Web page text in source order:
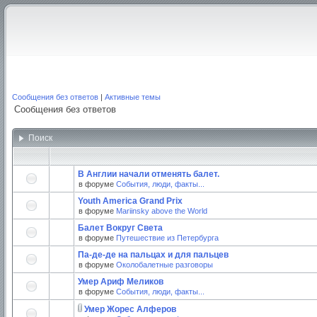
Сообщения без ответов | Активные темы
Сообщения без ответов
Поиск
В Англии начали отменять балет.
в форуме События, люди, факты...
Youth America Grand Prix
в форуме Mariinsky above the World
Балет Вокруг Света
в форуме Путешествие из Петербурга
Па-де-де на пальцах и для пальцев
в форуме Околобалетные разговоры
Умер Ариф Меликов
в форуме События, люди, факты...
Умер Жорес Алферов